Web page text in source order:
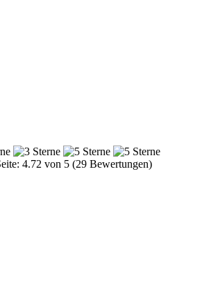
4.72 von 5 (29 Bewertungen)